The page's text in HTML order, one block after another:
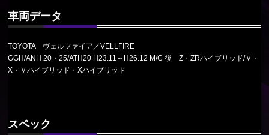
車両データ
TOYOTA ヴェルファイア／VELLFIRE
GGH/ANH 20・25/ATH20 H23.11～H26.12 M/C 後 Z・ZRハイブリッド/Ｖ・
X・Ｖハイブリッド・Xハイブリッド
スペック